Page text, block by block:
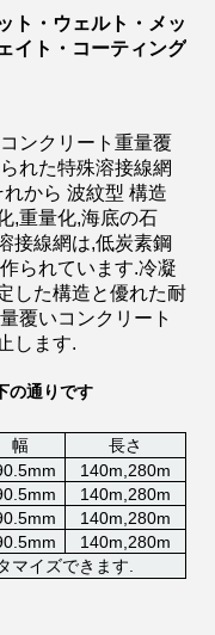
ト・ウェルト・メッ
イト・コーティング
ンクリート重量覆
れた特殊溶接線網
から 波紋型 構造
,重量化,海底の石
接線網は,低炭素鋼
られています.冷凝
した構造と優れた耐
覆いコンクリート
します.
の通りです
幅
長さ
140m,280m
140m,280m
140m,280m
140m,280m
マイズできます.